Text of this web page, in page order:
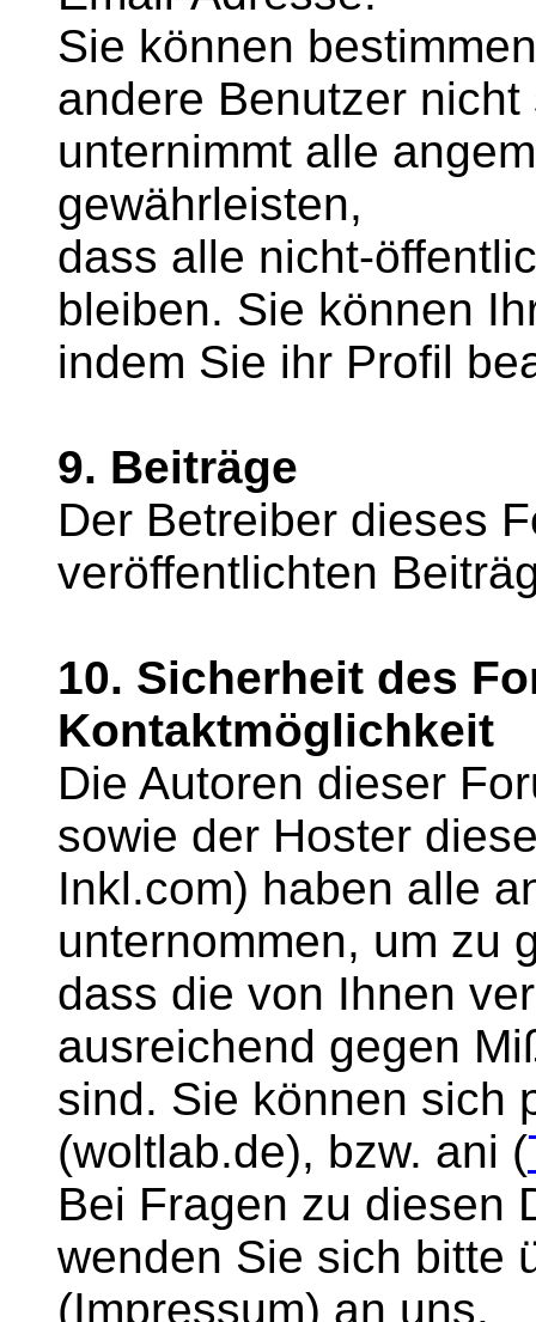
Sie können
andere Benutzer
unternimmt alle
gewährleisten,
dass alle nicht-
bleiben. Sie können
indem Sie ihr Profil
9. Beiträge
Der Betreiber dieses
veröffentlichten
10. Sicherheit des
Kontaktmöglichkeit
Die Autoren dieser
sowie der Hoster
Inkl.com) haben alle
unternommen, um zu
dass die von Ihnen
ausreichend gegen
sind. Sie können sich
(woltlab.de), bzw. ani (
Bei Fragen zu diesen
wenden Sie sich bitte
(Impressum) an uns.